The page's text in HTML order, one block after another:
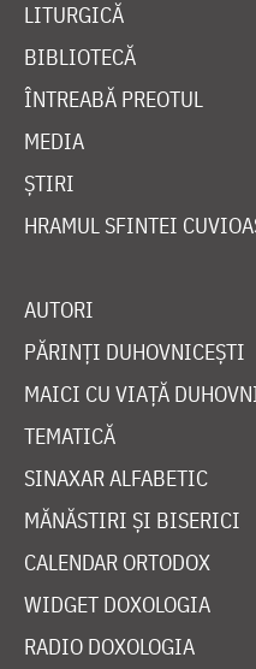
LITURGICĂ
BIBLIOTECĂ
ÎNTREABĂ PREOTUL
MEDIA
ȘTIRI
HRAMUL SFINTEI
AUTORI
PĂRINȚI DUHOVNICEȘTI
MAICI CU VIAȚĂ
TEMATICĂ
SINAXAR ALFABETIC
MĂNĂSTIRI ȘI BISERICI
CALENDAR ORTODOX
WIDGET DOXOLOGIA
RADIO DOXOLOGIA